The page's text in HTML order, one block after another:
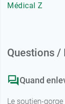
Médical Z
Questions /
Quand
Le soutien-